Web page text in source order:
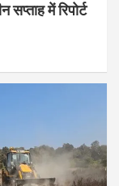
में रिपोर्ट